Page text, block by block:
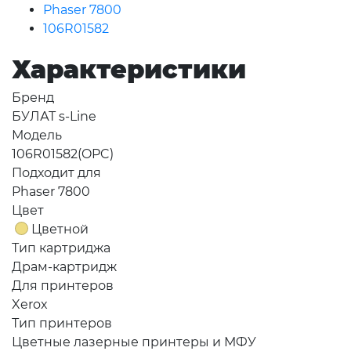
Phaser 7800
106R01582
Характеристики
Бренд
БУЛАТ s-Line
Модель
106R01582(OPC)
Подходит для
Phaser 7800
Цвет
Цветной
Тип картриджа
Драм-картридж
Для принтеров
Xerox
Тип принтеров
Цветные лазерные принтеры и МФУ